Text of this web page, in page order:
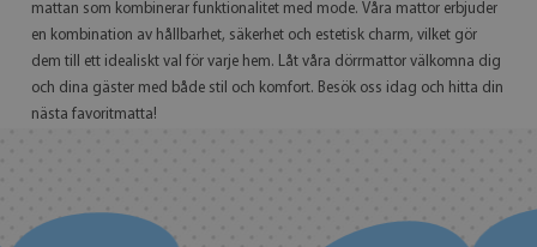
mattan som kombinerar funktionalitet med mode. Våra mattor erbjuder
en kombination av hållbarhet, säkerhet och estetisk charm, vilket gör
dem till ett idealiskt val för varje hem. Låt våra dörrmattor välkomna dig
och dina gäster med både stil och komfort. Besök oss idag och hitta din
nästa favoritmatta!